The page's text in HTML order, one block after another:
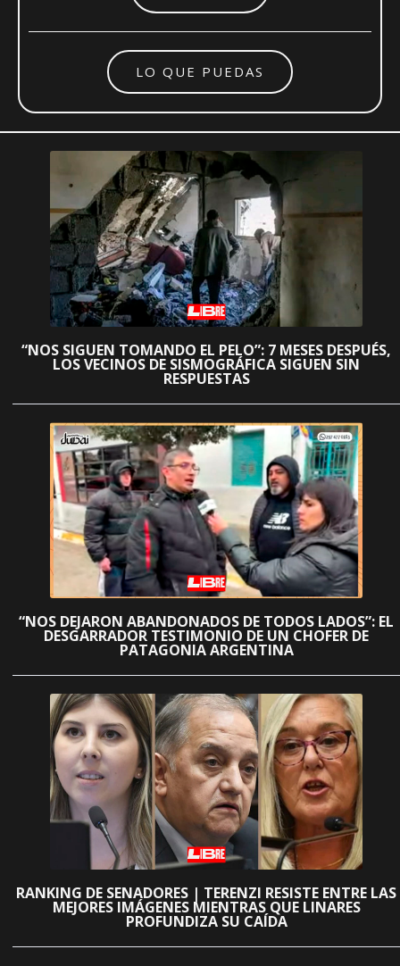
LO QUE PUEDAS
“NOS SIGUEN TOMANDO EL PELO”: 7 MESES DESPUÉS,
LOS VECINOS DE SISMOGRÁFICA SIGUEN SIN
RESPUESTAS
“NOS DEJARON ABANDONADOS DE TODOS LADOS”: EL
DESGARRADOR TESTIMONIO DE UN CHOFER DE
PATAGONIA ARGENTINA
RANKING DE SENADORES | TERENZI RESISTE ENTRE LAS
MEJORES IMÁGENES MIENTRAS QUE LINARES
PROFUNDIZA SU CAÍDA